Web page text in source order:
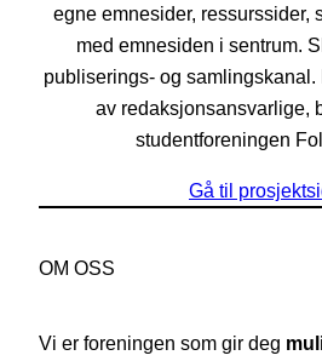
egne emnesider, ressurssider,
med emnesiden i sentrum.
publiserings- og samlingskanal.
av redaksjonsansvarlige,
studentforeningen
Gå til
OM OSS
Vi er foreningen som gir deg